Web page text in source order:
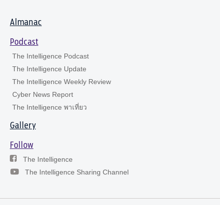
Almanac
Podcast
The Intelligence Podcast
The Intelligence Update
The Intelligence Weekly Review
Cyber News Report
The Intelligence พาเที่ยว
Gallery
Follow
The Intelligence
The Intelligence Sharing Channel